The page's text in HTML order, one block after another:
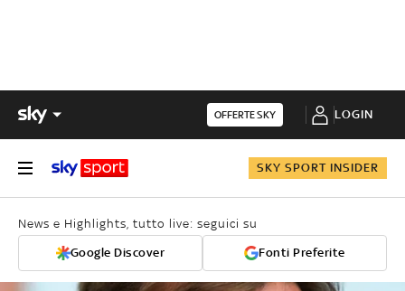
OFFERTE SKY LOGIN
SKY SPORT INSIDER
News e Highlights, tutto live: seguici su
Google Discover Fonti Preferite